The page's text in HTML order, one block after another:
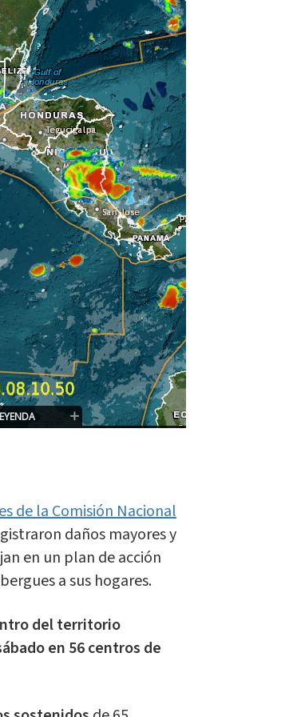
de la Comisión Nacional
daños mayores y
en un plan de acción
a sus hogares.
del territorio
en 56 centros de